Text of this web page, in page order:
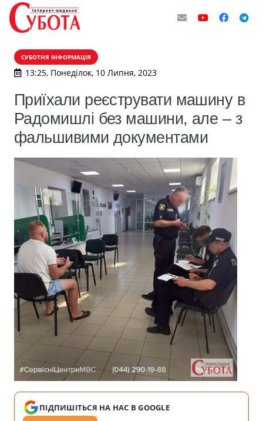
СУБОТНЯ ІНФОРМАЦІЯ
13:25, Понеділок, 10 Липня, 2023
Приїхали реєструвати машину в
Радомишлі без машини, але – з
фальшивими документами
ПІДПИШІТЬСЯ НА НАС В GOOGLE